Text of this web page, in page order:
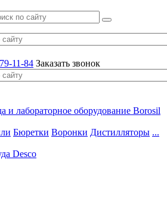
11-84 Заказать звонок
и лабораторное оборудование Borosil
Бюретки Воронки Дистилляторы ...
Desco